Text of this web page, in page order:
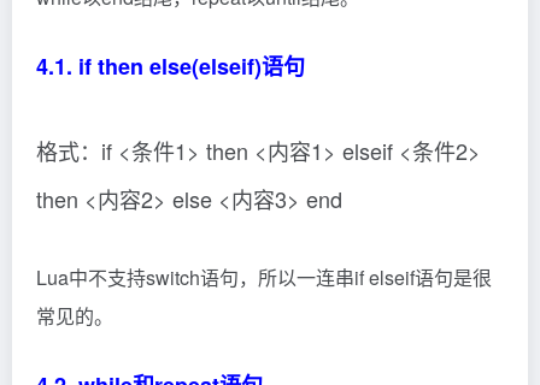
4.1. if then else(elseif)语句
格式：if <条件1> then <内容1> elseif <条件2>
then <内容2> else <内容3> end
Lua中不支持switch语句，所以一连串if elseif语句是很
常见的。